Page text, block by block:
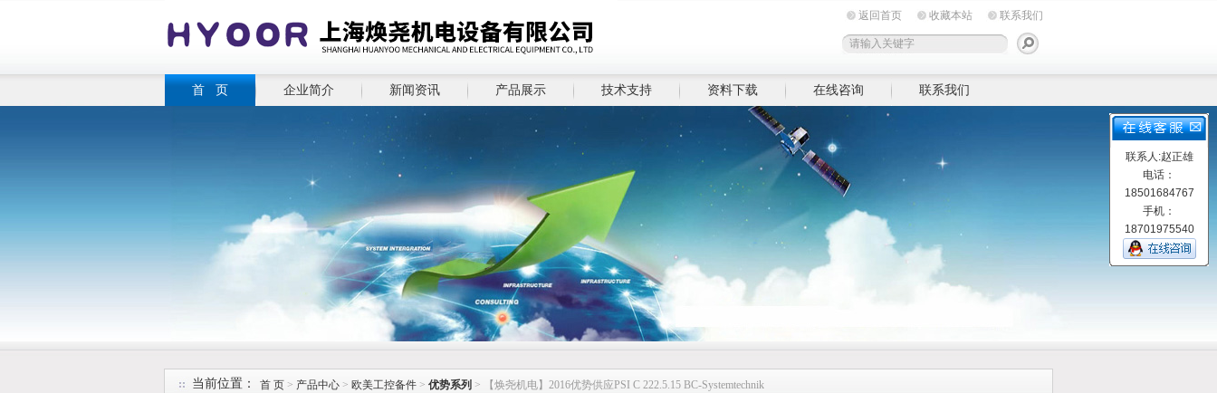
返回首页 收藏本站 联系我们
首 页 企业简介 新闻资讯 产品展示 技术支持 资料下载 在线咨询 联系我们
当前位置： 首 页 > 产品中心 > 欧美工控备件 > 优势系列 > 【焕尧机电】2016优势供应PSI C 222.5.15 BC-Systemtechnik
联系人:赵正雄
电话：
18501684767
手机：
18701975540